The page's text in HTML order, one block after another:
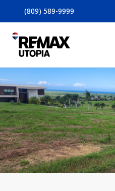
(809) 589-9999